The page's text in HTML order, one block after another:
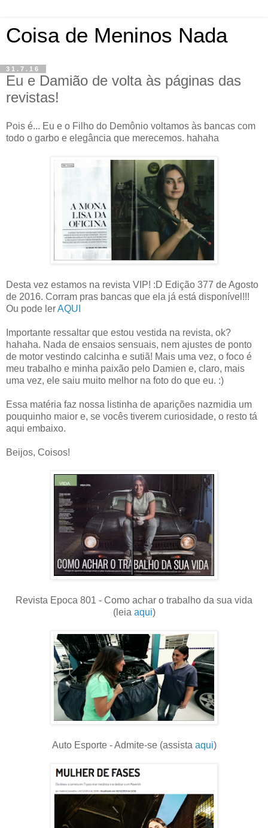
Coisa de Meninos Nada
31.7.16
Eu e Damião de volta às páginas das
revistas!
Pois é... Eu e o Filho do Demônio voltamos às bancas com
todo o garbo e elegância que merecemos. hahaha
Desta vez estamos na revista VIP! :D Edição 377 de Agosto
de 2016. Corram pras bancas que ela já está disponível!!!
Ou pode lerAQUI
Importante ressaltar que estou vestida na revista, ok?
hahaha. Nada de ensaios sensuais, nem ajustes de ponto
de motor vestindo calcinha e sutiã! Mais uma vez, o foco é
meu trabalho e minha paixão pelo Damien e, claro, mais
uma vez, ele saiu muito melhor na foto do que eu. :)
Essa matéria faz nossa listinha de aparições nazmidia um
pouquinho maior e, se vocês tiverem curiosidade, o resto tá
aqui embaixo.
Beijos, Coisos!
Revista Epoca 801 - Como achar o trabalho da sua vida
(leia aqui)
Auto Esporte - Admite-se (assista aqui)